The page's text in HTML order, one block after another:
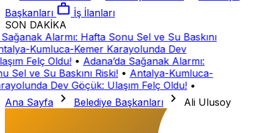
Başkanları work İş İlanları
SON DAKİKA
Alarmı: Hafta Sonu Sel ve Su Baskını
Kumluca-Kemer Karayolunda Dev
Felç Oldu! • Adana’da Sağanak Alarmı:
Sel ve Su Baskını Riski! • Antalya-Kumluca-
Dev Göçük: Ulaşım Felç Oldu! •
Ana Sayfa
chevron_right Belediye Başkanları chevron_right Ali Ulusoy